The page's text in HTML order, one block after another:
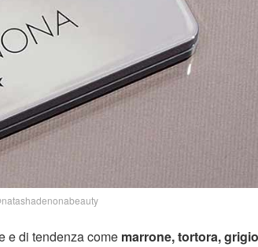
e di tendenza come marrone, tortora,